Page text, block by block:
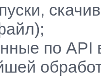
по API